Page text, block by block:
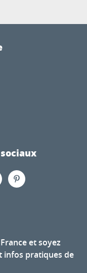
et soyez
infos pratiques de